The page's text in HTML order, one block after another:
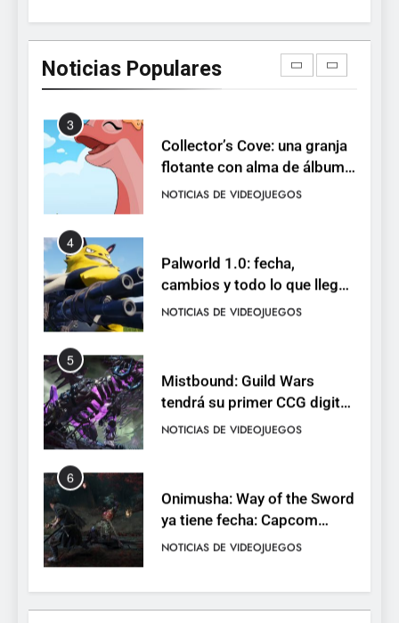
Noticias Populares
Humble Choice de julio
Neon White en el mismo
pack
NOTICIAS DE VIDEOJUEGOS
3
Collector’s Cove: una granja
flotante con alma de álbum
de cromos
NOTICIAS DE VIDEOJUEGOS
4
Palworld 1.0: fecha,
cambios y todo lo que llega
con el lanzamiento
NOTICIAS DE VIDEOJUEGOS
5
Mistbound: Guild Wars
tendrá su primer CCG digital
para PC y móviles
NOTICIAS DE VIDEOJUEGOS
6
Onimusha: Way of the Sword
ya tiene fecha: Capcom
lanza demo gratuita y abre
NOTICIAS DE VIDEOJUEGOS
7
No Rest for the Wicked